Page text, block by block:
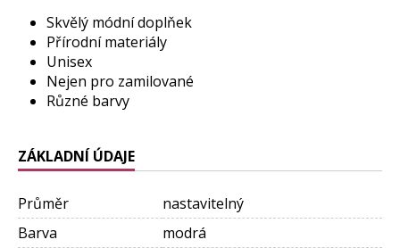
Skvělý módní doplňek
Přírodní materiály
Unisex
Nejen pro zamilované
Různé barvy
ZÁKLADNÍ ÚDAJE
Průměr
nastavitelný
Barva
modrá